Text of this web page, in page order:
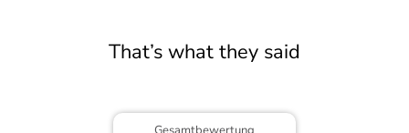
That’s what they said